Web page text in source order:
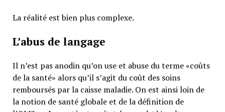
La réalité est bien plus complexe.
L’abus de langage
Il n’est pas anodin qu’on use et abuse du terme «coûts
de la santé» alors qu’il s’agit du coût des soins
remboursés par la caisse maladie. On est ainsi loin de
la notion de santé globale et de la définition de